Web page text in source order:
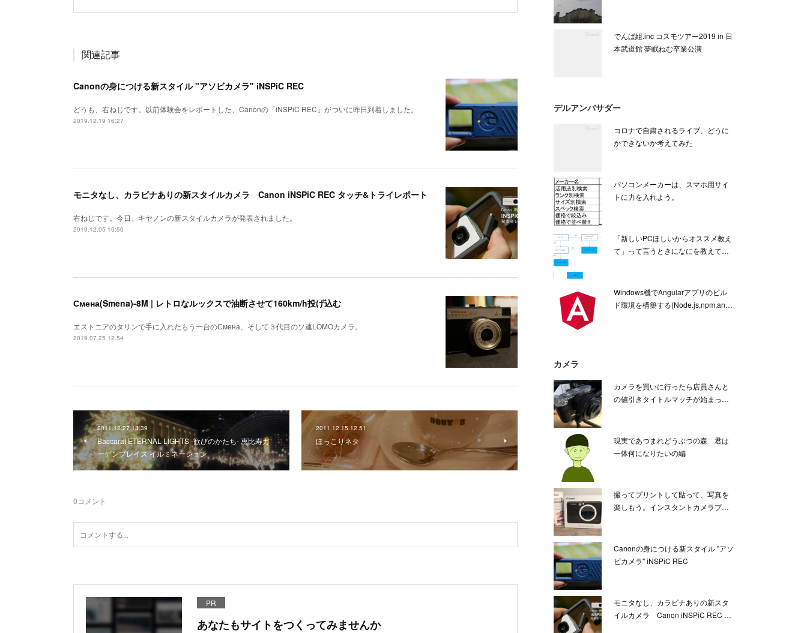
関連記事
Canonの身につける新スタイル "アソビカメラ" iNSPiC REC
どうも、右ねじです。以前体験会をレポートした、Canonの「iNSPiC REC」がついに昨日到着しました。
2019.12.19 16:27
モニタなし、カラビナありの新スタイルカメラ Canon iNSPiC REC タッチ&トライレポート
右ねじです。今日、キヤノンの新スタイルカメラが発表されました。
2019.12.05 10:50
Смена(Smena)-8M | レトロなルックスで油断させて160km/h投げ込む
エストニアのタリンで手に入れたもう一台のСмена、そして３代目のソ連LOMOカメラ。
2019.07.25 12:54
2011.12.27 13:39
Baccarat ETERNAL LIGHTS -歓びのかたち- 恵比寿ガ
ーデンプレイス イルミネーション
2011.12.15 12:51
ほっこりネタ
0コメント
PR
あなたもサイトをつくってみませんか
でんぱ組.inc コスモツアー2019 in 日
本武道館 夢眠ねむ卒業公演
デルアンバサダー
コロナで自粛されるライブ、どうに
かできないか考えてみた
パソコンメーカーは、スマホ用サイ
トに力を入れよう。
「新しいPCほしいからオススメ教え
て」って言うときになにを教えて…
Windows機でAngularアプリのビル
ド環境を構築する(Node.js,npm,an…
カメラ
カメラを買いに行ったら店員さんと
の値引きタイトルマッチが始まっ…
現実であつまれどうぶつの森 君は
一体何になりたいの編
撮ってプリントして貼って、写真を
楽しもう。インスタントカメラプ…
Canonの身につける新スタイル "アソ
ビカメラ" iNSPiC REC
モニタなし、カラビナありの新スタ
イルカメラ Canon iNSPiC REC …